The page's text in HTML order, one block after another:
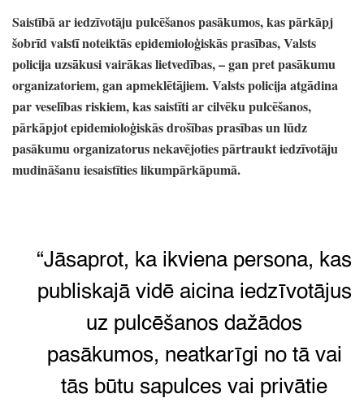
Saistībā ar iedzīvotāju pulcēšanos pasākumos,kas pārkāpj
šobrīd valstī noteiktās epidemioloģiskās prasības,Valsts
policija uzsākusi vairākas lietvedības,–gan pret pasākumu
organizatoriem,gan apmeklētājiem.Valsts policija atgādina
par veselības riskiem,kas saistīti ar cilvēku pulcēšanos,
pārkāpjot epidemioloģiskās drošības prasības un lūdz
pasākumu organizatorus nekavējoties pārtraukt iedzīvotāju
mudināšanu iesaistīties likumpārkāpumā.
“Jāsaprot, ka ikviena persona, kas
publiskajā vidē aicina iedzīvotājus
uz pulcēšanos dažādos
pasākumos, neatkarīgi no tā vai
tās būtu sapulces vai privātie